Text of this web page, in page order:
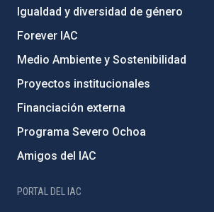
Igualdad y diversidad de género
Forever IAC
Medio Ambiente y Sostenibilidad
Proyectos institucionales
Financiación externa
Programa Severo Ochoa
Amigos del IAC
PORTAL DEL IAC